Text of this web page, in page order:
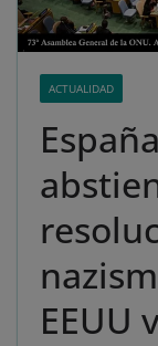
ACTUALIDAD
EEUU